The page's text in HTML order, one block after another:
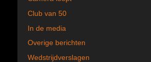
Club van 50
In de media
Overige berichten
Wedstrijdverslagen